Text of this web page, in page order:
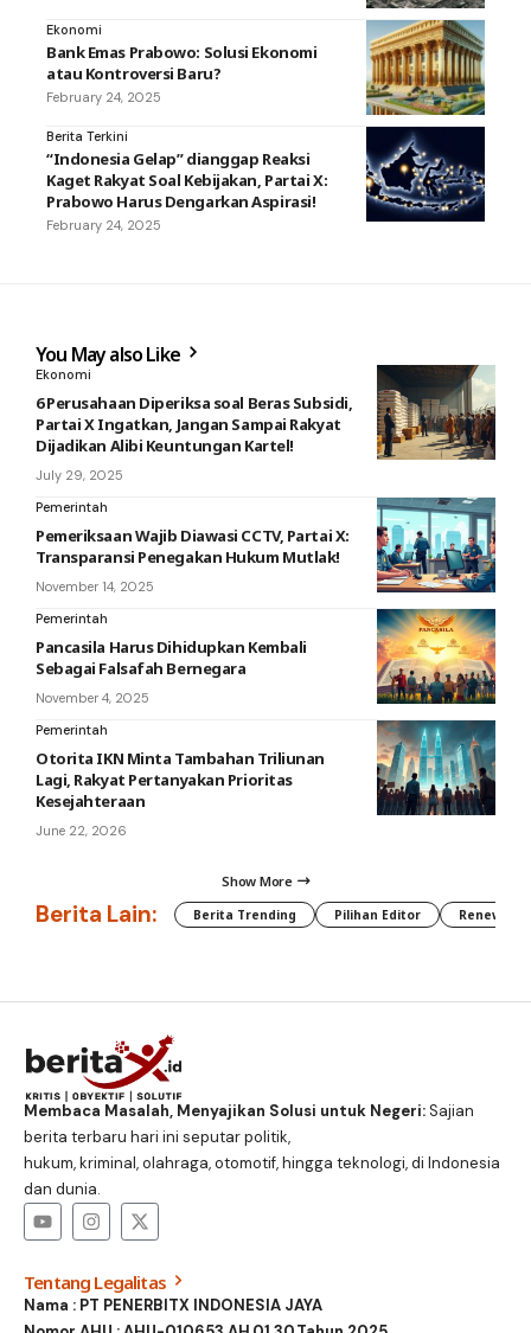
Ekonomi
Bank Emas Prabowo: Solusi Ekonomi
atau Kontroversi Baru?
February 24, 2025
Berita Terkini
“Indonesia Gelap” dianggap Reaksi
Kaget Rakyat Soal Kebijakan, Partai X:
Prabowo Harus Dengarkan Aspirasi!
February 24, 2025
You May also Like
Ekonomi
6 Perusahaan Diperiksa soal Beras Subsidi,
Partai X Ingatkan, Jangan Sampai Rakyat
Dijadikan Alibi Keuntungan Kartel!
July 29, 2025
Pemerintah
Pemeriksaan Wajib Diawasi CCTV, Partai X:
Transparansi Penegakan Hukum Mutlak!
November 14, 2025
Pemerintah
Pancasila Harus Dihidupkan Kembali
Sebagai Falsafah Bernegara
November 4, 2025
Pemerintah
Otorita IKN Minta Tambahan Triliunan
Lagi, Rakyat Pertanyakan Prioritas
Kesejahteraan
June 22, 2026
Show More
Berita Lain: Berita Trending Pilihan Editor
Membaca Masalah, Menyajikan Solusi untuk Negeri:Sajian
berita terbaru hari ini seputar politik,
hukum, kriminal, olahraga, otomotif, hingga teknologi, di Indonesia
dan dunia.
Tentang Legalitas
Nama : PT PENERBITX INDONESIA JAYA